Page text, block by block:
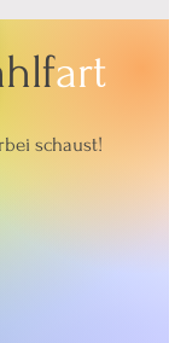
art
schaust!